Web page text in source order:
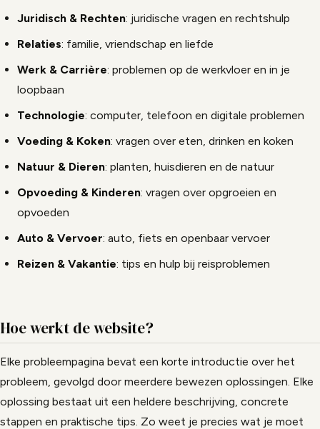
Juridisch & Rechten: juridische vragen en rechtshulp
Relaties: familie, vriendschap en liefde
Werk & Carrière: problemen op de werkvloer en in je
loopbaan
Technologie: computer, telefoon en digitale problemen
Voeding & Koken: vragen over eten, drinken en koken
Natuur & Dieren: planten, huisdieren en de natuur
Opvoeding & Kinderen: vragen over opgroeien en
opvoeden
Auto & Vervoer: auto, fiets en openbaar vervoer
Reizen & Vakantie: tips en hulp bij reisproblemen
Hoe werkt de website?
Elke probleempagina bevat een korte introductie over het
probleem, gevolgd door meerdere bewezen oplossingen. Elke
oplossing bestaat uit een heldere beschrijving, concrete
stappen en praktische tips. Zo weet je precies wat je moet